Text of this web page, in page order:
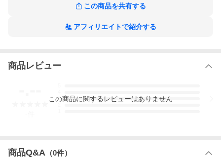
この商品を共有する
アフィリエイトで紹介する
商品レビュー
3
この商品に関するレビューはありません
商品Q&A （0件）